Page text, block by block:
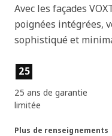
Avec les façades
poignées intégrées,
sophistiqué et
Caractéristiques
25
25 ans de garantie
limitée
Plus de renseignements